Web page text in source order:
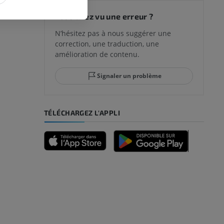
Vous avez vu une erreur ?
N’hésitez pas à nous suggérer une
correction, une traduction, une
amélioration de contenu.
Signaler un problème
TÉLÉCHARGEZ L'APPLI